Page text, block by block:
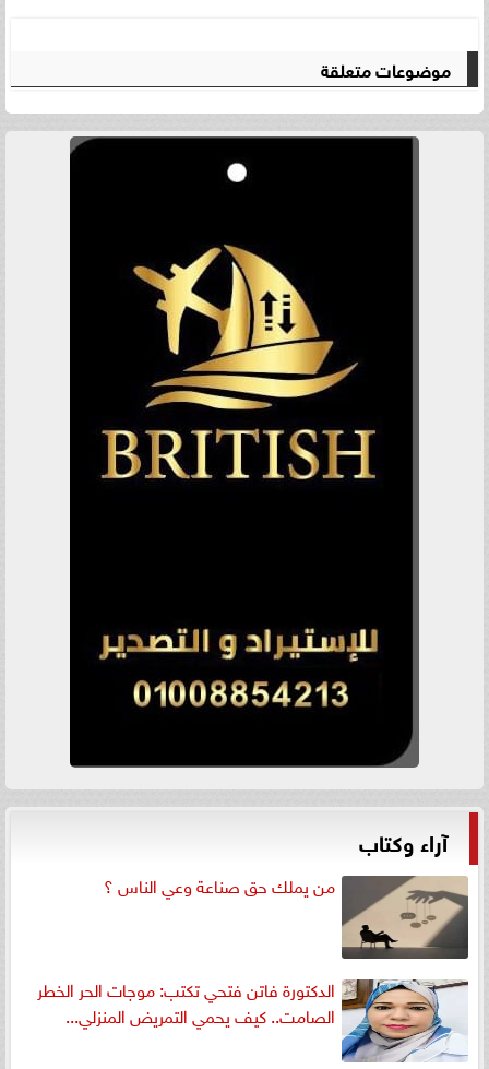
موضوعات متعلقة
آراء وكتاب
من يملك حق صناعة وعي الناس ؟
الدكتورة فاتن فتحي تكتب: موجات الحر الخطر
الصامت.. كيف يحمي التمريض المنزلي...